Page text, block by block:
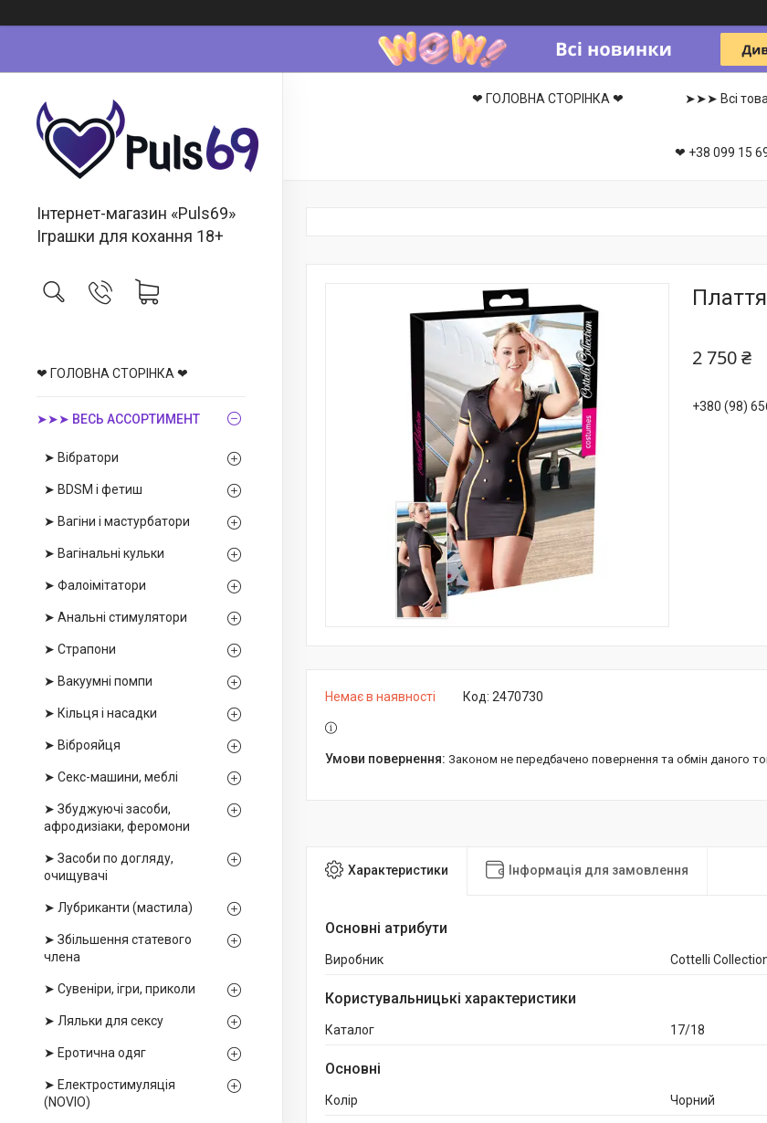
Інтернет-магазин «Puls69»
Іграшки для кохання 18+
❤ ГОЛОВНА СТОРІНКА ❤
➤➤➤ ВЕСЬ АССОРТИМЕНТ
➤ Вібратори
➤ BDSM і фетиш
➤ Вагіни і мастурбатори
➤ Вагінальні кульки
➤ Фалоімітатори
➤ Анальні стимулятори
➤ Страпони
➤ Вакуумні помпи
➤ Кільця і насадки
➤ Віброяйця
➤ Секс-машини, меблі
➤ Збуджуючі засоби,
афродизіаки, феромони
➤ Засоби по догляду,
очищувачі
➤ Лубриканти (мастила)
➤ Збільшення статевого
члена
➤ Сувеніри, ігри, приколи
➤ Ляльки для сексу
➤ Еротична одяг
➤ Електростимуляція
(NOVIO)
❤ ГОЛОВНА СТОРІНКА ❤ ➤➤➤ Всі
❤ +38 099 15
2 750 ₴
+380 (98)
Немає в наявності Код: 2470730
Законом не передбачено повернення та обмін даного
Характеристики Інформація для замовлення
Основні атрибути
Виробник Cottelli
Користувальницькі характеристики
Каталог 17/18
Основні
Колір Чорний